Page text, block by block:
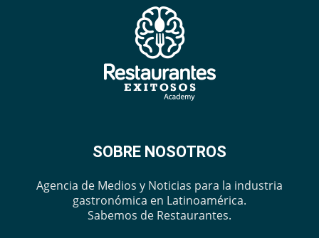
SOBRE NOSOTROS
Agencia de Medios y Noticias para la industria
gastronómica en Latinoamérica.
Sabemos de Restaurantes.